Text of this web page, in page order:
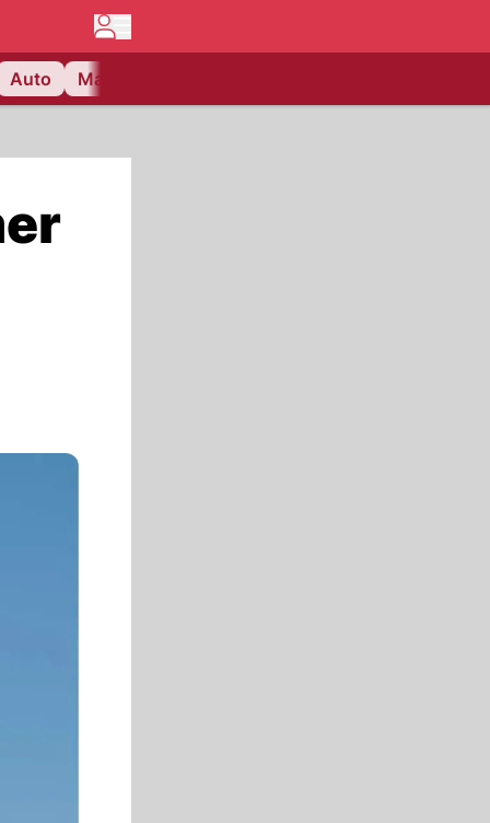
Auto Matchcenter